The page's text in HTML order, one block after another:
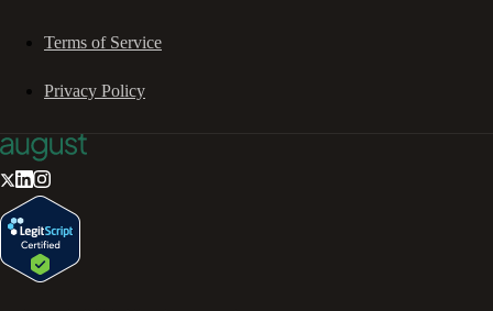
Terms of Service
Privacy Policy